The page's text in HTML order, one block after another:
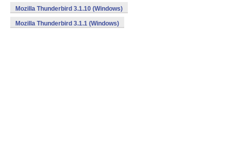
Mozilla Thunderbird 3.1.10 (Windows)
Mozilla Thunderbird 3.1.1 (Windows)